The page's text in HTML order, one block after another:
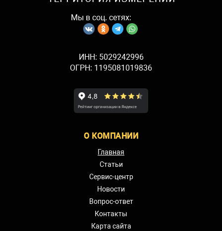
Мы в соц. сетях:
ИНН: 5029242996
ОГРН: 1195081019836
О КОМПАНИИ
Главная
Статьи
Сервис-центр
Новости
Вопрос-ответ
Контакты
Карта сайта